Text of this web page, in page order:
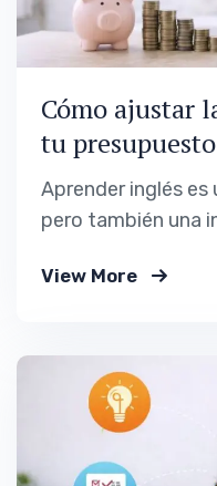
Cómo ajustar
tu presupuesto
Aprender inglés
pero también una
motivación ni la
una fuente
de clases de
View More